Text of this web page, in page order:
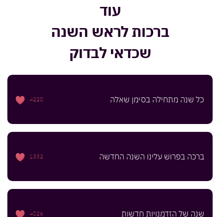
עוד
ברכות לראש השנה
שכדאי לבדוק
כל שנה מתחילה בסימן שאלה 4220
ברכה בפרוש עלינו השנה החדשה 1332
שנה של הזדמנויות חדשות 4026